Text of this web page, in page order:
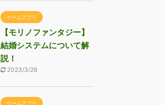
ゲームアプリ
【モリノファンタジー】
結婚システムについて解
説！
2023/3/26
ゲームアプリ